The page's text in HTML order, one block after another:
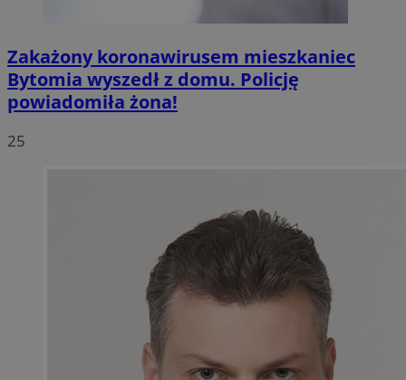
Zakażony koronawirusem mieszkaniec
Bytomia wyszedł z domu. Policję
powiadomiła żona!
25